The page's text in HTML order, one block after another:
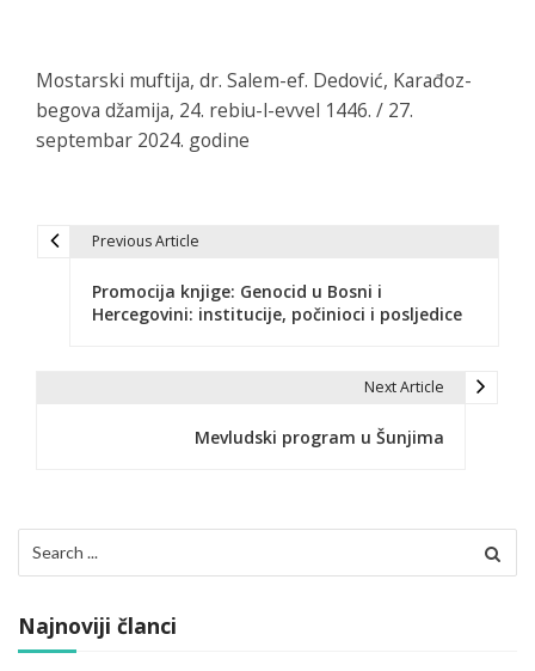
Mostarski muftija, dr. Salem-ef. Dedović, Karađoz-
begova džamija, 24. rebiu-l-evvel 1446. / 27.
septembar 2024. godine
c
i
a
Previous Article
Promocija knjige: Genocid u Bosni i
Hercegovini: institucije, počinioci i posljedice
Next Article
Mevludski program u Šunjima
for:
Najnoviji članci